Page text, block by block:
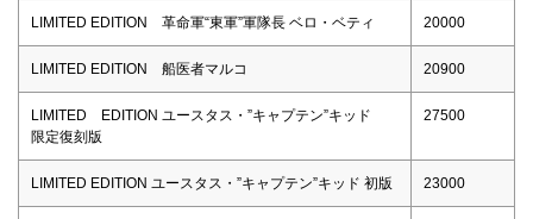
LIMITED EDITION 革命軍“東軍”軍隊長 ベロ・ベティ 20000
LIMITED EDITION 船医者マルコ 20900
LIMITED EDITION ユースタス・”キャプテン”キッド
限定復刻版
27500
LIMITED EDITION ユースタス・”キャプテン”キッド 初版 23000